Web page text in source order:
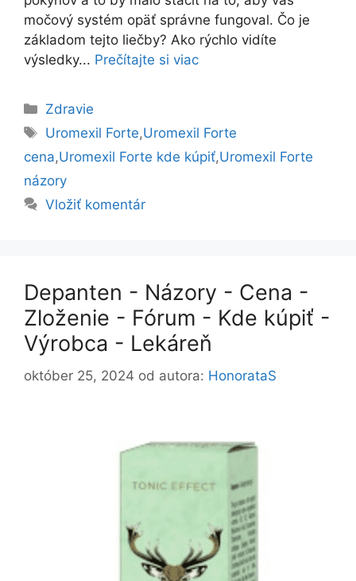
močový systém opäť správne fungoval. Čo je
základom tejto liečby? Ako rýchlo vidíte
výsledky... Prečítajte si viac
Kategórie
Zdravie
Značky
Uromexil Forte,Uromexil Forte
cena,Uromexil Forte kde kúpiť,Uromexil Forte
názory
Vložiť komentár
Depanten - Názory - Cena -
Zloženie - Fórum - Kde kúpiť -
Výrobca - Lekáreň
október 25, 2024 od autora: HonorataS